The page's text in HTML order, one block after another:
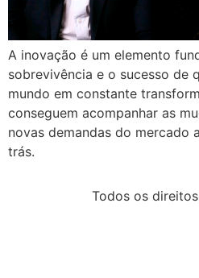
A inovação é um elemento
sobrevivência e o sucesso de
mundo em constante
conseguem acompanhar as
novas demandas do mercado
trás.
Todos os